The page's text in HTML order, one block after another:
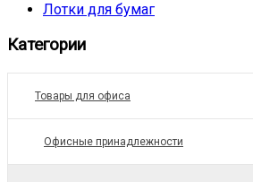
Лотки для бумаг
Категории
Товары для офиса
Офисные принадлежности